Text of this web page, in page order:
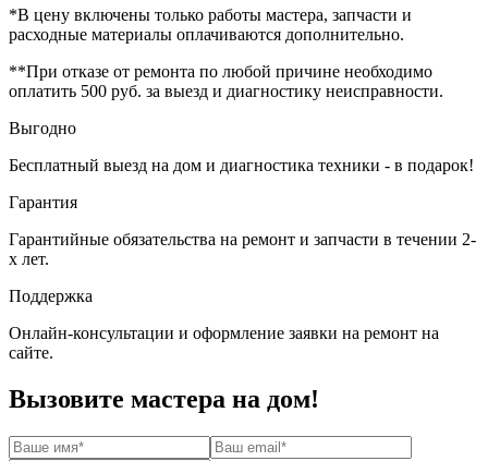
*В цену включены только работы мастера, запчасти и
расходные материалы оплачиваются дополнительно.
**При отказе от ремонта по любой причине необходимо
оплатить 500 руб. за выезд и диагностику неисправности.
Выгодно
Бесплатный выезд на дом и диагностика техники - в подарок!
Гарантия
Гарантийные обязательства на ремонт и запчасти в течении 2-
х лет.
Поддержка
Онлайн-консультации и оформление заявки на ремонт на
сайте.
Вызовите мастера на дом!